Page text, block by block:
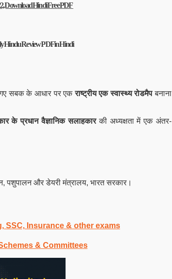
Download Hindi Free PDF
Hindu Review PDF in Hindi
गए सबक के आधार पर एकराष्ट्रीय एक स्वास्थ्य रोडमैपबनाना
के प्रधान वैज्ञानिक सलाहकारकी अध्यक्षता में एक अंतर-
पशुपालन और डेयरी मंत्रालय, भारत सरकार।
SSC, Insurance & other exams
& Committees